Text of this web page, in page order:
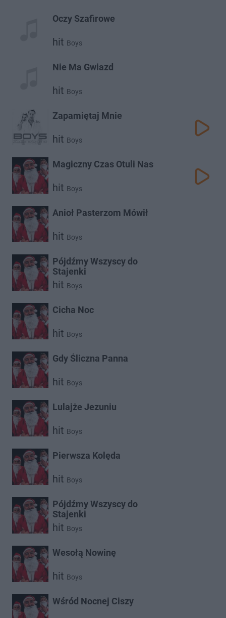
Oczy Szafirowe
hit Boys
Nie Ma Gwiazd
hit Boys
Zapamiętaj Mnie
hit Boys
Magiczny Czas Otuli Nas
hit Boys
Anioł Pasterzom Mówił
hit Boys
Pójdźmy Wszyscy do
Stajenki
hit Boys
Cicha Noc
hit Boys
Gdy Śliczna Panna
hit Boys
Lulajże Jezuniu
hit Boys
Pierwsza Kolęda
hit Boys
Pójdźmy Wszyscy do
Stajenki
hit Boys
Wesołą Nowinę
hit Boys
Wśród Nocnej Ciszy